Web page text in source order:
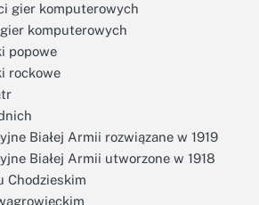
gier komputerowych
komputerowych
popowe
rockowe
Białej Armii rozwiązane w 1919
Białej Armii utworzone w 1918
Chodzieskim